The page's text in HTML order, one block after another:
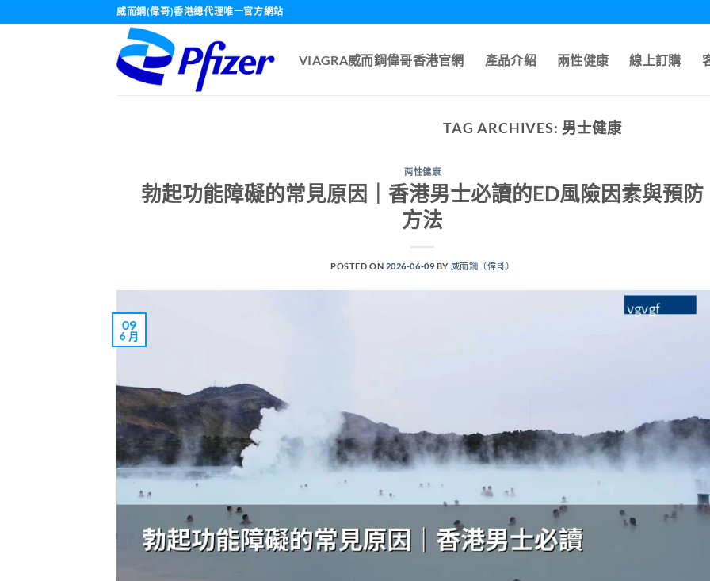
威而鋼(偉哥)香港總代理唯一官方網站
VIAGRA威而鋼偉哥香港官網 產品介紹 兩性健康 線上訂購
TAG ARCHIVES: 男士健康
两性健康
勃起功能障礙的常見原因｜香港男士必讀的ED風險因素與預防
方法
POSTED ON 2026-06-09 BY 威而鋼（偉哥）
09
6 月